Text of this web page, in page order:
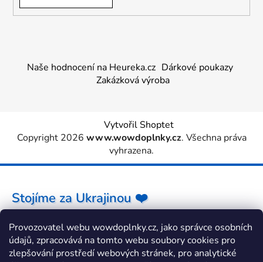
Provozovatel webu wowdoplnky.cz, jako správce osobních
údajů, zpracovává na tomto webu soubory cookies pro
zlepšování prostředí webových stránek, pro analytické
Naše hodnocení na Heureka.cz Dárkové poukazy
Zakázková výroba
Vytvořil Shoptet
Copyright 2026 www.wowdoplnky.cz. Všechna práva
vyhrazena.
Stojíme za Ukrajinou ❤️
Jak a čím pomoci »